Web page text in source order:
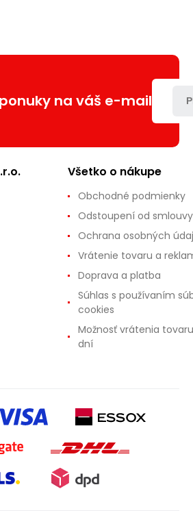
na váš e-mail
Všetko o nákupe
Obchodné podmienky
Odstoupení od smlouvy
Ochrana osobných
Vrátenie tovaru a
Doprava a platba
Súhlas s používaním
cookies
Možnosť vrátenia
dní